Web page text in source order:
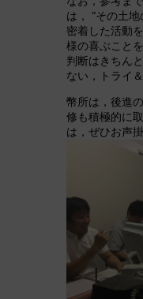
は， “その土
密着した活動
様の喜ぶこと
判断はきちん
ない，トライ
幣所は，後進
修も積極的に
は，ぜひお声